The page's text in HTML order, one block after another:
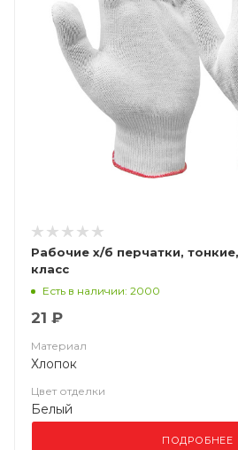
Рабочие х/б перчатки,
класс
Есть в наличии: 2000
21 ₽
Материал
Хлопок
Цвет отделки
Белый
ПОДРОБНЕЕ